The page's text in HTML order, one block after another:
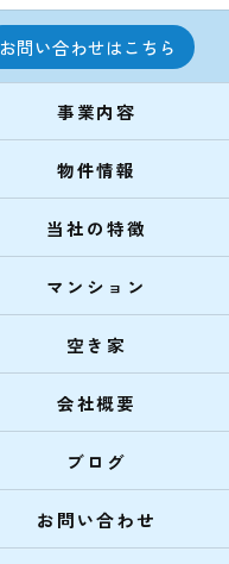
お問い合わせはこちら
事業内容
物件情報
当社の特徴
マンション
空き家
会社概要
ブログ
お問い合わせ